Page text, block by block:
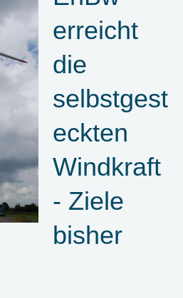
erreicht
die
selbstgest
eckten
Windkraft
- Ziele
bisher